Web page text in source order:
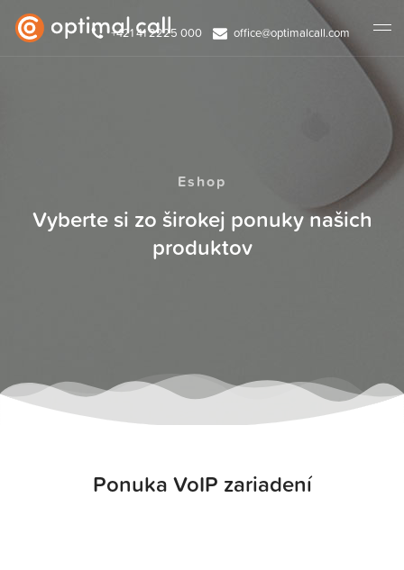
+421 41 2225 000 office@optimalcall.com
Eshop
Vyberte si zo širokej ponuky našich
produktov
Ponuka VoIP zariadení